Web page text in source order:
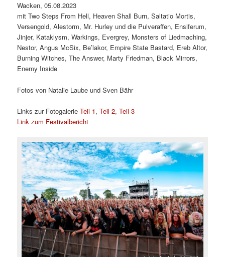
Wacken, 05.08.2023
mit Two Steps From Hell, Heaven Shall Burn, Saltatio Mortis,
Versengold, Alestorm, Mr. Hurley und die Pulveraffen, Ensiferum,
Jinjer, Kataklysm, Warkings, Evergrey, Monsters of Liedmaching,
Nestor, Angus McSix, Be’lakor, Empire State Bastard, Ereb Altor,
Burning Witches, The Answer, Marty Friedman, Black Mirrors,
Enemy Inside
Fotos von Natalie Laube und Sven Bähr
Links zur FotogalerieTeil 1,Teil 2,Teil 3
Link zum Festivalbericht